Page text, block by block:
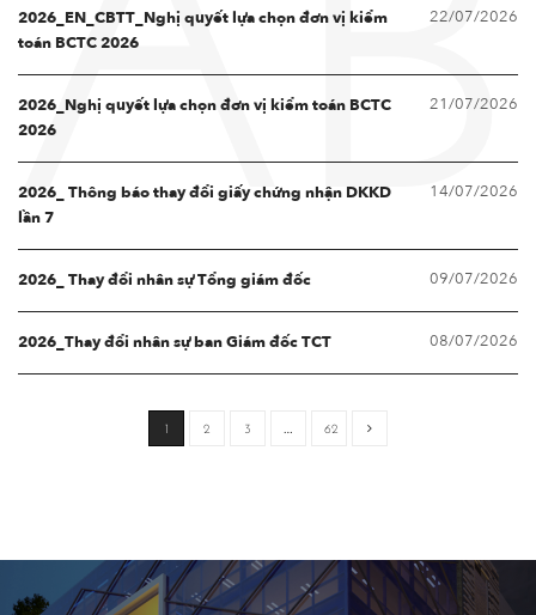
2026_EN_CBTT_Nghị quyết lựa chọn đơn vị kiểm
toán BCTC 2026
22/07/2026
2026_Nghị quyết lựa chọn đơn vị kiểm toán BCTC
2026
21/07/2026
2026_ Thông báo thay đổi giấy chứng nhận DKKD
lần 7
14/07/2026
2026_ Thay đổi nhân sự Tổng giám đốc 09/07/2026
2026_Thay đổi nhân sự ban Giám đốc TCT 08/07/2026
1 2 3 … 62